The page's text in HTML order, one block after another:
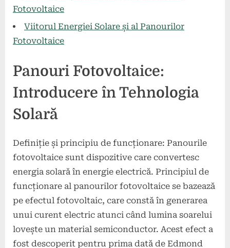
Fotovoltaice
Viitorul Energiei Solare și al Panourilor
Fotovoltaice
Panouri Fotovoltaice:
Introducere în Tehnologia
Solară
Definiție și principiu de funcționare: Panourile
fotovoltaice sunt dispozitive care convertesc
energia solară în energie electrică. Principiul de
funcționare al panourilor fotovoltaice se bazează
pe efectul fotovoltaic, care constă în generarea
unui curent electric atunci când lumina soarelui
lovește un material semiconductor. Acest efect a
fost descoperit pentru prima dată de Edmond